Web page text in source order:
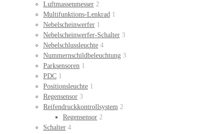
Luftmassenmesser 2
Multifunktions-Lenkrad 1
Nebelscheinwerfer 1
Nebelscheinwerfer-Schalter 3
Nebelschlussleuchte 4
Nummernschildbeleuchtung 3
Parksensoren 1
PDC 1
Positionsleuchte 1
Regensensor 3
Reifendruckkontrollsystem 2
Regensensor 2
Schalter 4